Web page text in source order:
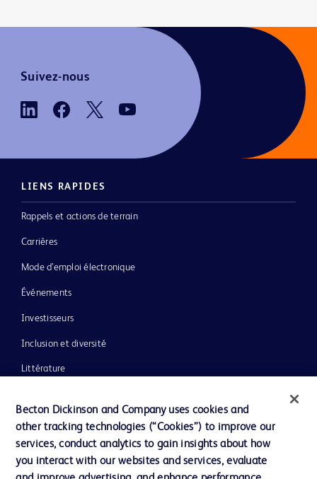
Suivez-nous
LIENS RAPIDES
Rappels et actions de terrain
Carrières
Mode d’emploi électronique
Événements
Investisseurs
Inclusion et diversité
Littérature
Notre entreprise
Éthique et conformité
Assistance
Becton Dickinson and Company uses cookies and
other tracking technologies (“Cookies”) to improve our
services, conduct analytics to gain insights about how
you interact with our websites and services, evaluate